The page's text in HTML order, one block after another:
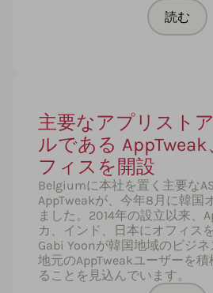
読む
主要なアプリスト
ルである
フィスを開設
Belgiumに本社を置く主要な
AppTweakが、今年8月に韓国
ました。2014年の設立以来、
カ、インド、日本にオフィス
Gabi Yoonが韓国地域のビジネ
地元のAppTweakユーザーを
ることを見込んでいます。